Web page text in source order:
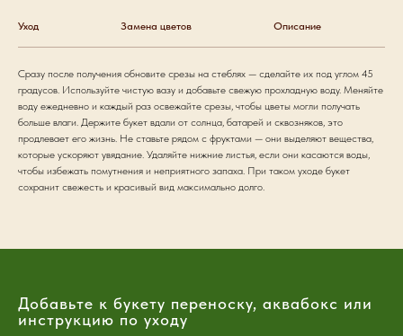
Уход Замена цветов Описание
Сразу после получения обновите срезы на стеблях — сделайте их под углом 45
градусов. Используйте чистую вазу и добавьте свежую прохладную воду. Меняйте
воду ежедневно и каждый раз освежайте срезы, чтобы цветы могли получать
больше влаги. Держите букет вдали от солнца, батарей и сквозняков, это
продлевает его жизнь. Не ставьте рядом с фруктами — они выделяют вещества,
которые ускоряют увядание. Удаляйте нижние листья, если они касаются воды,
чтобы избежать помутнения и неприятного запаха. При таком уходе букет
сохранит свежесть и красивый вид максимально долго.
Добавьте к букету переноску, аквабокс или
инструкцию по уходу